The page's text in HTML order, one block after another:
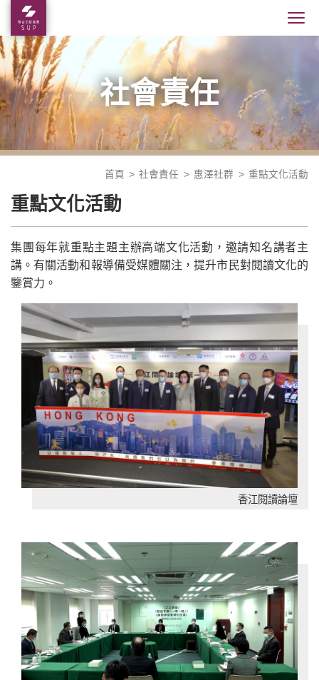
社會責任
首頁 社會責任 惠澤社群 重點文化活動
重點文化活動
集團每年就重點主題主辦高端文化活動，邀請知名講者主
講。有關活動和報導備受媒體關注，提升市民對閱讀文化的
鑒賞力。
香江閱讀論壇